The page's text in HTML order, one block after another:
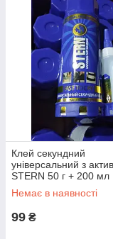
Клей секундний
універсальний з
STERN 50 г + 200 мл
Немає в наявності
99 ₴